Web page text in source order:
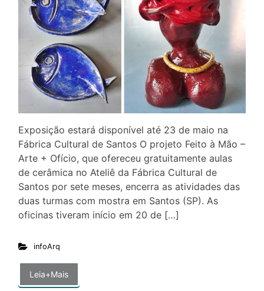
Exposição estará disponível até 23 de maio na
Fábrica Cultural de Santos O projeto Feito à Mão –
Arte + Ofício, que ofereceu gratuitamente aulas
de cerâmica no Ateliê da Fábrica Cultural de
Santos por sete meses, encerra as atividades das
duas turmas com mostra em Santos (SP). As
oficinas tiveram início em 20 de […]
infoArq
Leia+Mais